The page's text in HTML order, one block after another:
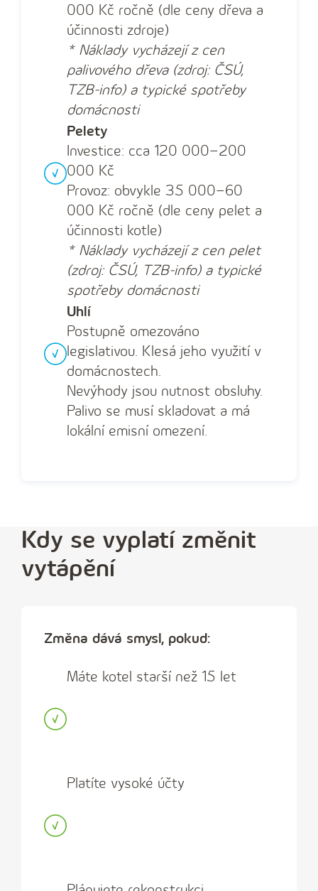
000 Kč ročně (dle ceny dřeva a
účinnosti zdroje)
* Náklady vycházejí z cen
palivového dřeva (zdroj: ČSÚ,
TZB-info) a typické spotřeby
domácnosti
Pelety
Investice: cca 120 000–200
000 Kč
Provoz: obvykle 35 000–60
000 Kč ročně (dle ceny pelet a
účinnosti kotle)
* Náklady vycházejí z cen pelet
(zdroj: ČSÚ, TZB-info) a typické
spotřeby domácnosti
Uhlí
Postupně omezováno
legislativou. Klesá jeho využití v
domácnostech.
Nevýhody jsou nutnost obsluhy.
Palivo se musí skladovat a má
lokální emisní omezení.
Kdy se vyplatí změnit
vytápění
Změna dává smysl, pokud:
Máte kotel starší než 15 let
Platíte vysoké účty